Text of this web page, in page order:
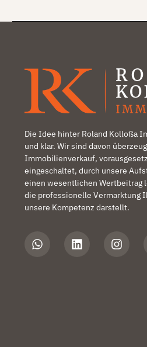
Die Idee hinter Roland Kolloßa
und klar. Wir sind davon
Immobilienverkauf,
eingeschaltet, durch unsere
einen wesentlichen Wertbeitrag
die professionelle Vermarktung
unsere Kompetenz darstellt.